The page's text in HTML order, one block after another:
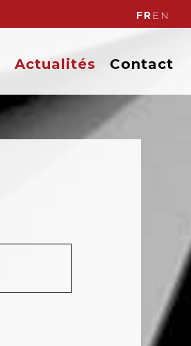
FR EN
Actualités Contact